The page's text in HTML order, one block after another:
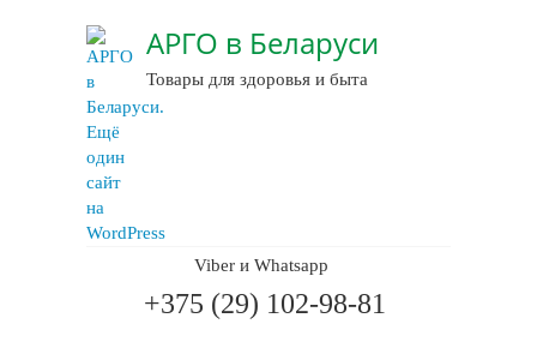
АРГО в Беларуси
Товары для здоровья и быта
Viber и Whatsapp
+375 (29) 102-98-81